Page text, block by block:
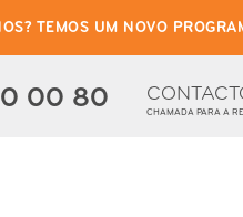
necessários, analíticos
cruciais para as funções
TEMOS UM NOVO
00 80
CHAMADA PARA A